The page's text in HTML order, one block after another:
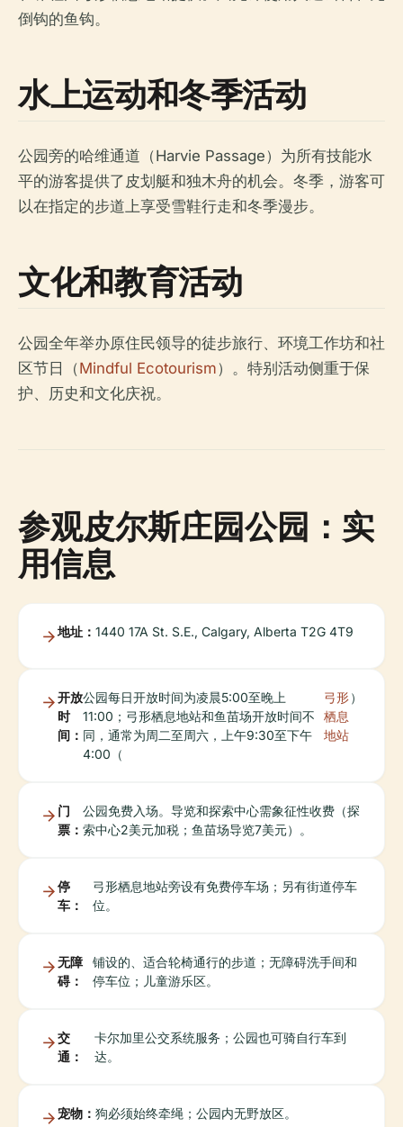
倒钩的鱼钩。
水上运动和冬季活动
公园旁的哈维通道（Harvie Passage）为所有技能水
平的游客提供了皮划艇和独木舟的机会。冬季，游客可
以在指定的步道上享受雪鞋行走和冬季漫步。
文化和教育活动
公园全年举办原住民领导的徒步旅行、环境工作坊和社
区节日（Mindful Ecotourism）。特别活动侧重于保
护、历史和文化庆祝。
参观皮尔斯庄园公园：实
用信息
地址： 1440 17A St. S.E., Calgary, Alberta T2G 4T9
开放
时
间：
公园每日开放时间为凌晨5:00至晚上
11:00；弓形栖息地站和鱼苗场开放时间不
同，通常为周二至周六，上午9:30至下午
4:00（
弓形
栖息
地站
）
门
票：
公园免费入场。导览和探索中心需象征性收费（探
索中心2美元加税；鱼苗场导览7美元）。
停
车：
弓形栖息地站旁设有免费停车场；另有街道停车
位。
无障
碍：
铺设的、适合轮椅通行的步道；无障碍洗手间和
停车位；儿童游乐区。
交
通：
卡尔加里公交系统服务；公园也可骑自行车到
达。
宠物： 狗必须始终牵绳；公园内无野放区。